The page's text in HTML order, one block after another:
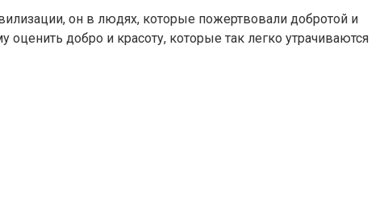
он в людях, которые пожертвовали добротой и
добро и красоту, которые так легко утрачиваются